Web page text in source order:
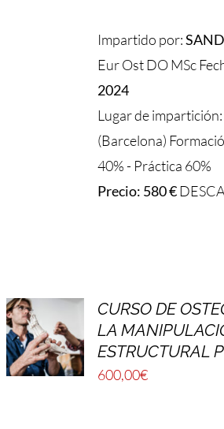
Impartido por:
Eur Ost DO MSc
2024
Lugar de
(Barcelona)
40% - Práctica 60%
Precio: 580 €
CURSO DE
LA
ESTRUCTURAL
600,00€